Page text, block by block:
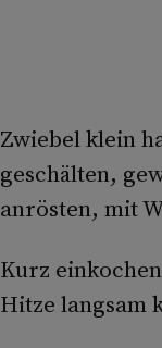
Zwiebel klein
geschälten,
anrösten, mit
Kurz
Hitze langsam